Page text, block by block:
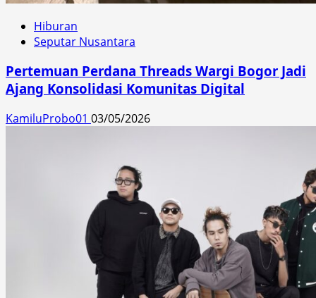
Hiburan
Seputar Nusantara
Pertemuan Perdana Threads Wargi Bogor Jadi
Ajang Konsolidasi Komunitas Digital
KamiluProbo01 03/05/2026